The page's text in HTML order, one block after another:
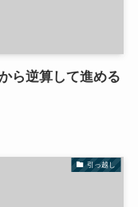
ら逆算して進める
引っ越し